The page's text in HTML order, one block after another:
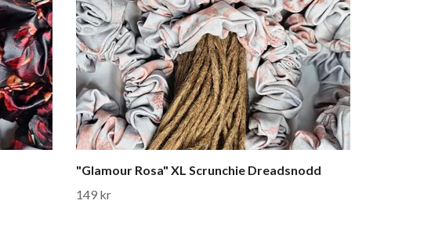
"Glamour Rosa" XL Scrunchie Dreadsnodd
149 kr